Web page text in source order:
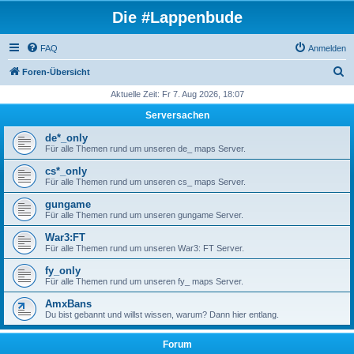
Die #Lappenbude
FAQ Anmelden
Foren-Übersicht
h
Aktuelle Zeit: Fr 7. Aug 2026, 18:07
Serversachen
de*_only
Für alle Themen rund um unseren de_ maps Server.
cs*_only
Für alle Themen rund um unseren cs_ maps Server.
gungame
Für alle Themen rund um unseren gungame Server.
War3:FT
Für alle Themen rund um unseren War3: FT Server.
fy_only
Für alle Themen rund um unseren fy_ maps Server.
AmxBans
Du bist gebannt und willst wissen, warum? Dann hier entlang.
Forum